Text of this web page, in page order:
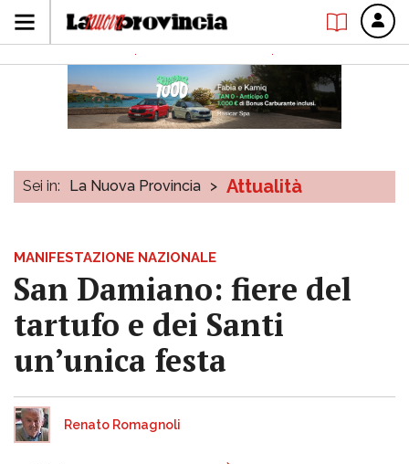
Sei in: La Nuova Provincia > Attualità
MANIFESTAZIONE NAZIONALE
San Damiano: fiere del
tartufo e dei Santi
un’unica festa
Renato Romagnoli